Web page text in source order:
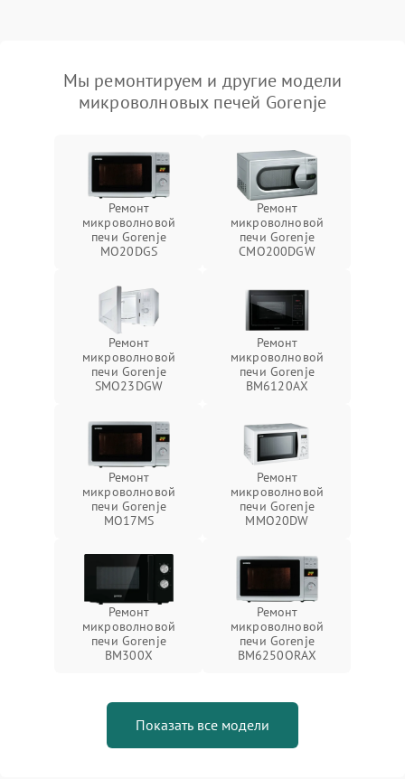
Мы ремонтируем и другие модели
микроволновых печей Gorenje
Ремонт
микроволновой
печи Gorenje
MO20DGS
Ремонт
микроволновой
печи Gorenje
CMO200DGW
Ремонт
микроволновой
печи Gorenje
SMO23DGW
Ремонт
микроволновой
печи Gorenje
BM6120AX
Ремонт
микроволновой
печи Gorenje
MO17MS
Ремонт
микроволновой
печи Gorenje
MMO20DW
Ремонт
микроволновой
печи Gorenje
BM300X
Ремонт
микроволновой
печи Gorenje
BM6250ORAX
Показать все модели